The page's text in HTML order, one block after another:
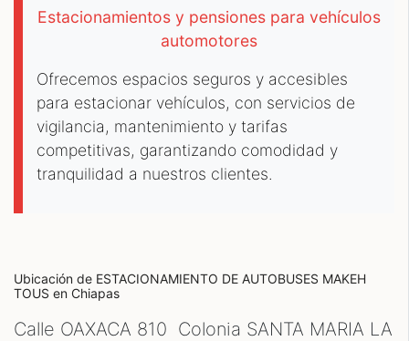
Estacionamientos y pensiones para vehículos
automotores
Ofrecemos espacios seguros y accesibles
para estacionar vehículos, con servicios de
vigilancia, mantenimiento y tarifas
competitivas, garantizando comodidad y
tranquilidad a nuestros clientes.
Ubicación de ESTACIONAMIENTO DE AUTOBUSES MAKEH
TOUS en Chiapas
Calle OAXACA 810 Colonia SANTA MARIA LA